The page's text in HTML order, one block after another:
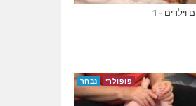
וילדים - 1
פופולרי נבחר